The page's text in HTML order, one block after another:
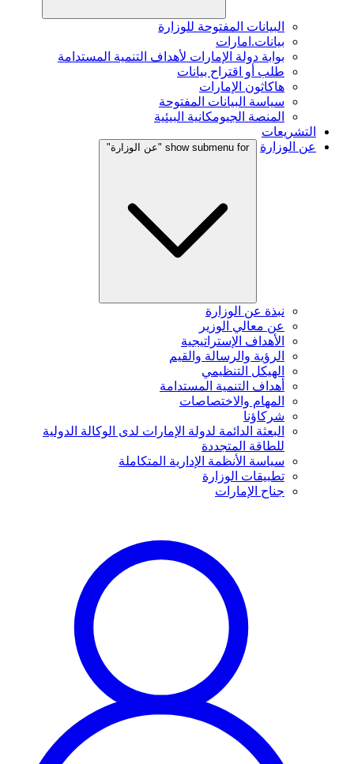
البيانات المفتوحة للوزارة
بيانات.امارات
بوابة دولة الإمارات لأهداف التنمية المستدامة
طلب أو اقتراح بيانات
هاكاثون الإمارات
سياسة البيانات المفتوحة
المنصة الجيومكانية البيئية
التشريعات
عن الوزارة
show submenu for "عن الوزارة"
نبذة عن الوزارة
عن معالي الوزير
الأهداف الإستراتيجية
الرؤية والرسالة والقيم
الهيكل التنظيمي
أهداف التنمية المستدامة
المهام والاختصاصات
شركاؤنا
البعثة الدائمة لدولة الإمارات لدى الوكالة الدولية
للطاقة المتجددة
سياسة الأنظمة الإدارية المتكاملة
تطبيقات الوزارة
جناح الإمارات